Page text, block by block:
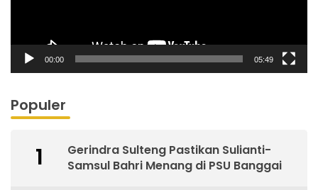
00:00 05:49
Populer
1
Gerindra Sulteng Pastikan Sulianti-
Samsul Bahri Menang di PSU Banggai